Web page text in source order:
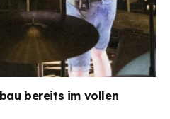
bereits im vollen